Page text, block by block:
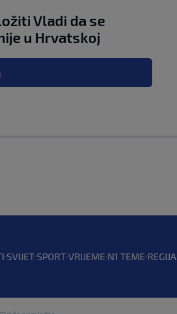
Vladi da se
u Hrvatskoj
SVIJET SPORT VRIJEME N1 TEME REGIJA